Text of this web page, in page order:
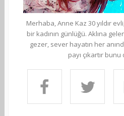
Merhaba, Anne Kaz 30 yıldır
bir kadının günlüğü. Aklına
gezer, sever hayatın her
payı çıkartır bunu